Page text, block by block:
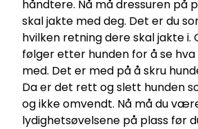
håndtere. Nå må dressuren på
skal jakte med deg. Det er du
hvilken retning dere skal jakte i.
følger etter hunden for å se
med. Det er med på å skru
Da er det rett og slett hunden
og ikke omvendt. Nå må du
lydighetsøvelsene på plass før